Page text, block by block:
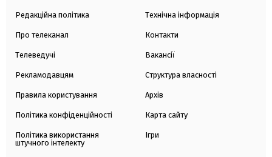
Редакційна політика
Про телеканал
Телеведучі
Рекламодавцям
Правила користування
Політика конфіденційності
Політика використання
штучного інтелекту
Технічна інформація
Контакти
Вакансії
Структура власності
Архів
Карта сайту
Ігри